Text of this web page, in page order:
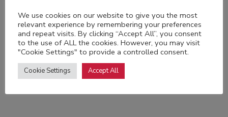
Radiogespräch mit Herausgeber Johann Sonnleitner über Maria Lazars "Die Eingeborenen von Maria Blut" am 6. September 2015 auf OE1 (ex libris)
We use cookies on our website to give you the most
relevant experience by remembering your preferences
and repeat visits. By clicking “Accept All”, you consent
to the use of ALL the cookies. However, you may visit
"Cookie Settings" to provide a controlled consent.
Cookie Settings Accept All